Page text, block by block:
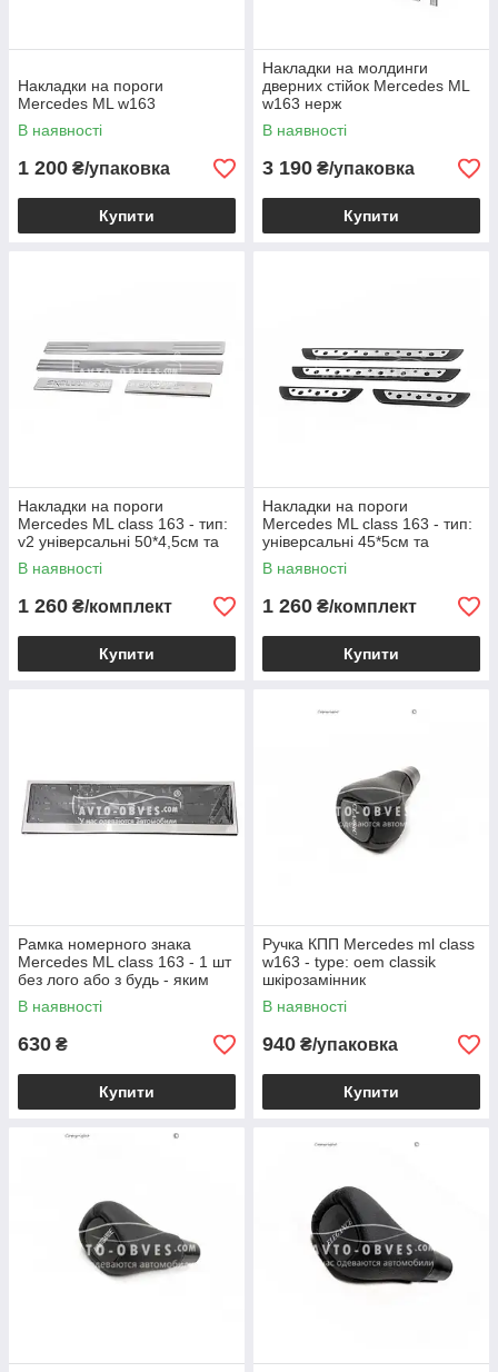
Накладки на пороги
Mercedes ML w163
В наявності
1 200 ₴/упаковка
Купити
Накладки на молдинги
дверних стійок Mercedes ML
w163 нерж
В наявності
3 190 ₴/упаковка
Купити
Накладки на пороги
Mercedes ML class 163 - тип:
v2 універсальні 50*4,5см та
21*4,5см
В наявності
1 260 ₴/комплект
Купити
Накладки на пороги
Mercedes ML class 163 - тип:
універсальні 45*5см та
23*4,5см
В наявності
1 260 ₴/комплект
Купити
Рамка номерного знака
Mercedes ML class 163 - 1 шт
без лого або з будь - яким
Вашим лого
В наявності
630 ₴
Купити
Ручка КПП Mercedes ml class
w163 - type: oem classik
шкірозамінник
В наявності
940 ₴/упаковка
Купити